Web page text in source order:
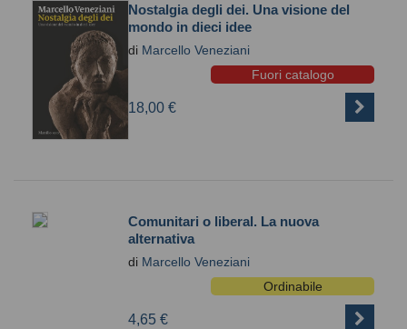
Nostalgia degli dei. Una visione del
mondo in dieci idee
di Marcello Veneziani
Fuori catalogo
18,00 €
Comunitari o liberal. La nuova
alternativa
di Marcello Veneziani
Ordinabile
4,65 €